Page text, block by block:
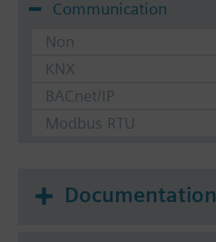
Communication
Non
KNX
BACnet/IP
Modbus RTU
Documentation